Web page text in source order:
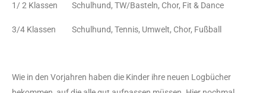
1/ 2 Klassen Schulhund, TW/Basteln, Chor, Fit & Dance
3/4 Klassen Schulhund, Tennis, Umwelt, Chor, Fußball
Wie in den Vorjahren haben die Kinder ihre neuen Logbücher